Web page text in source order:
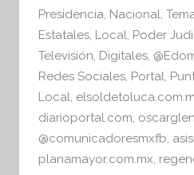
o
o
k
p
p
Presidencia, Nacional,
Estatales, Local, Poder
Televisión, Digitales,
Redes Sociales, Portal,
Local,
diarioportal.com,
@comunicadoresmxfb,
planamayor.com.mx,